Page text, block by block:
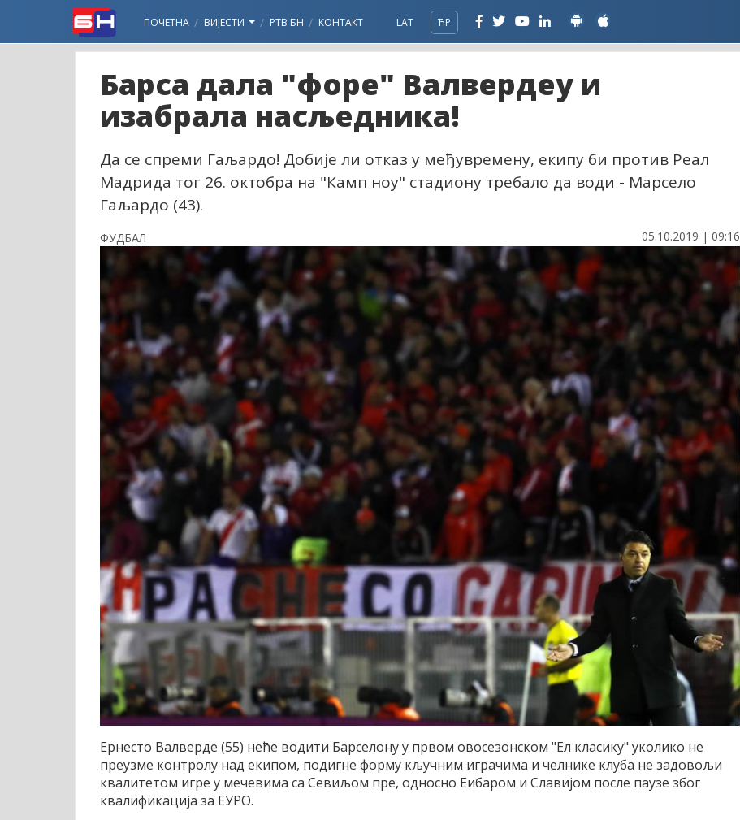
ПОЧЕТНА ВИЈЕСТИ РТВ БН КОНТАКТ LAT ЋР
Барса дала "форе" Валвердеу и
изабрала насљедника!
Да се спреми Гаљардо! Добије ли отказ у међувремену, екипу би против Реал
Мадрида тог 26. октобра на "Камп ноу" стадиону требало да води - Марсело
Гаљардо (43).
ФУДБАЛ 05.10.2019 | 09:16
Ернесто Валверде (55) неће водити Барселону у првом овосезонском "Ел класику" уколико не
преузме контролу над екипом, подигне форму кључним играчима и челнике клуба не задовољи
квалитетом игре у мечевима са Севиљом пре, односно Еибаром и Славијом после паузе због
квалификација за ЕУРО.